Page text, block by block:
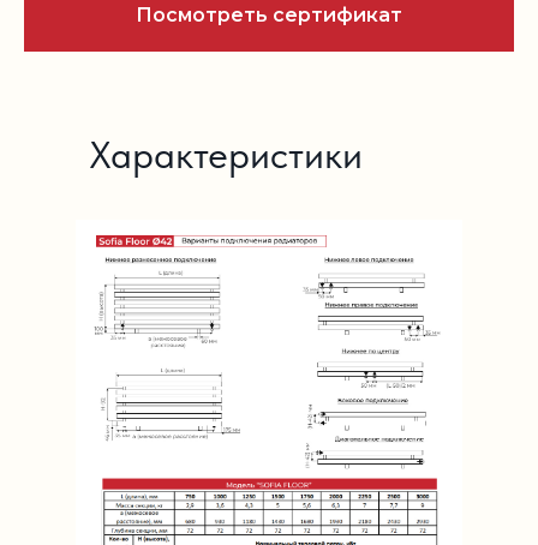
Посмотреть сертификат
Характеристики